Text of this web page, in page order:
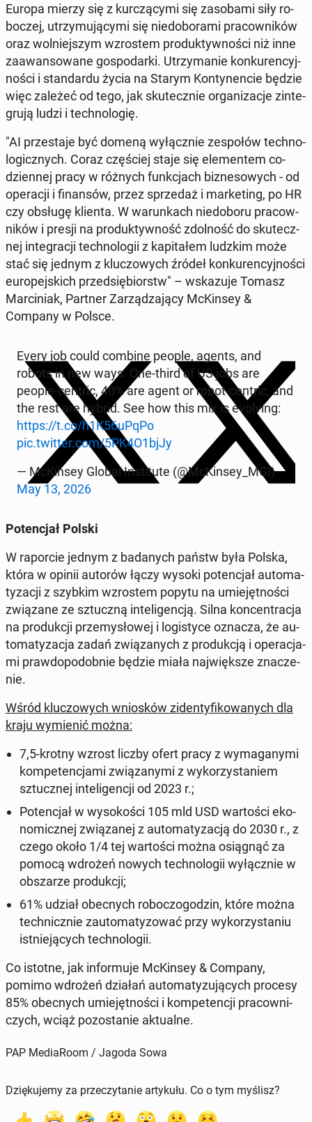
Europa mierzy się z kur­czą­cy­mi się za­so­ba­mi siły ro­
bo­czej, utrzy­mu­ją­cy­mi się nie­do­bo­ra­mi pra­cow­ni­ków
oraz wol­niej­szym wzro­stem pro­duk­tyw­no­ści niż inne
za­awan­so­wa­ne go­spo­dar­ki. Utrzy­ma­nie kon­ku­ren­cyj­
no­ści i stan­dar­du życia na Starym Kon­ty­nen­cie będzie
więc zależeć od tego, jak sku­tecz­nie or­ga­ni­za­cje zin­te­
gru­ją ludzi i tech­no­lo­gię.
"AI prze­sta­je być domeną wy­łącz­nie ze­spo­łów tech­no­
lo­gicz­nych. Coraz czę­ściej staje się ele­men­tem co­
dzien­nej pracy w różnych funk­cjach biz­ne­so­wych - od
ope­ra­cji i fi­nan­sów, przez sprze­daż i mar­ke­ting, po HR
czy obsługę klienta. W wa­run­kach nie­do­bo­ru pra­cow­
ni­ków i presji na pro­duk­tyw­ność zdol­ność do sku­tecz­
nej in­te­gra­cji tech­no­lo­gii z ka­pi­ta­łem ludzkim może
stać się jednym z klu­czo­wych źródeł kon­ku­ren­cyj­no­ści
eu­ro­pej­skich przed­się­biorstw" – wska­zu­je Tomasz
Mar­ci­niak, Partner Za­rzą­dza­ją­cy McKin­sey &
Company w Polsce.
Every job could combine people, agents, and
robots in new ways. One-third of US jobs are
people-centric, 40% are agent or robot-centric, and
the rest are hybrid. See how this mix is evo­lving:
https://t.co/h1K56uPqPo
pic.twitter.com/5PK4O1bjJy
— McKin­sey Global In­sti­tu­te (@McKin­sey_MGI)
May 13, 2026
Po­ten­cjał Polski
W ra­por­cie jednym z ba­da­nych państw była Polska,
która w opinii autorów łączy wysoki po­ten­cjał au­to­ma­
ty­za­cji z szybkim wzro­stem popytu na umie­jęt­no­ści
zwią­za­ne ze sztucz­ną in­te­li­gen­cją. Silna kon­cen­tra­cja
na pro­duk­cji prze­my­sło­wej i lo­gi­sty­ce oznacza, że au­
to­ma­ty­za­cja zadań zwią­za­nych z pro­duk­cją i ope­ra­cja­
mi praw­do­po­dob­nie będzie miała naj­więk­sze zna­cze­
nie.
Wśród klu­czo­wych wnio­sków zi­den­ty­fi­ko­wa­nych dla
kraju wy­mie­nić można:
7,5-krotny wzrost liczby ofert pracy z wy­ma­ga­ny­mi
kom­pe­ten­cja­mi zwią­za­ny­mi z wy­ko­rzy­sta­niem
sztucz­nej in­te­li­gen­cji od 2023 r.;
Po­ten­cjał w wy­so­ko­ści 105 mld USD war­to­ści eko­
no­micz­nej zwią­za­nej z au­to­ma­ty­za­cją do 2030 r., z
czego około 1/4 tej war­to­ści można osią­gnąć za
pomocą wdrożeń nowych tech­no­lo­gii wy­łącz­nie w
ob­sza­rze pro­duk­cji;
61% udział obec­nych ro­bo­czo­go­dzin, które można
tech­nicz­nie zauto­ma­ty­zo­wać przy wy­ko­rzy­sta­niu
ist­nie­ją­cych tech­no­lo­gii.
Co istotne, jak in­for­mu­je McKin­sey & Company,
pomimo wdrożeń działań au­to­ma­ty­zu­ją­cych procesy
85% obec­nych umie­jęt­no­ści i kom­pe­ten­cji pra­cow­ni­
czych, wciąż po­zo­sta­nie ak­tu­al­ne.
PAP MediaRoom / Jagoda Sowa
Dziękujemy za przeczytanie artykułu. Co o tym myślisz?